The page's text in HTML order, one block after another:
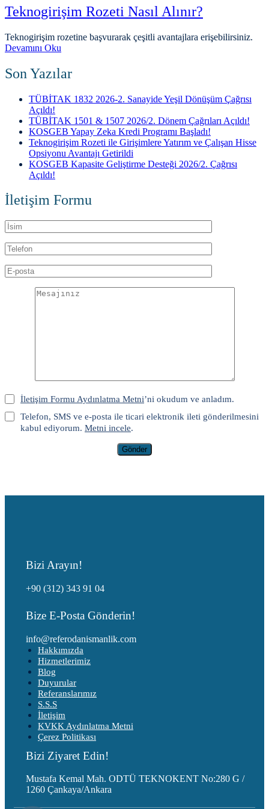
Teknogirişim Rozeti Nasıl Alınır?
Teknogirişim rozetine başvurarak çeşitli avantajlara erişebilirsiniz.
Devamını Oku
Son Yazılar
TÜBİTAK 1832 2026-2. Sanayide Yeşil Dönüşüm Çağrısı
Açıldı!
TÜBİTAK 1501 & 1507 2026/2. Dönem Çağrıları Açıldı!
KOSGEB Yapay Zeka Kredi Programı Başladı!
Teknogirişim Rozeti ile Girişimlere Yatırım ve Çalışan Hisse
Opsiyonu Avantajı Getirildi
KOSGEB Kapasite Geliştirme Desteği 2026/2. Çağrısı
Açıldı!
İletişim Formu
İletişim Formu Aydınlatma Metni’ni okudum ve anladım.
Telefon, SMS ve e-posta ile ticari elektronik ileti gönderilmesini
kabul ediyorum. Metni incele.
Gönder
Bizi Arayın!
+90 (312) 343 91 04
Bize E-Posta Gönderin!
info@referodanismanlik.com
Hakkımızda
Hizmetlerimiz
Blog
Duyurular
Referanslarımız
S.S.S
İletişim
KVKK Aydınlatma Metni
Çerez Politikası
Bizi Ziyaret Edin!
Mustafa Kemal Mah. ODTÜ TEKNOKENT No:280 G /
1260 Çankaya/Ankara